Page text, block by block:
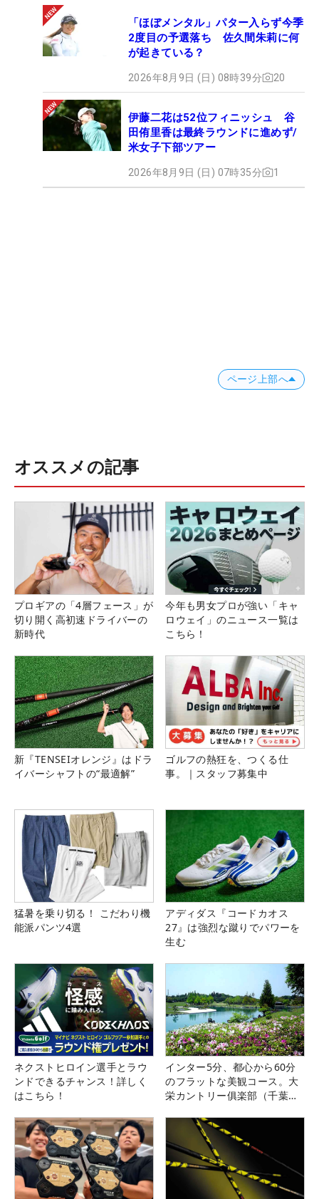
「ほぼメンタル」パター入らず今季
2度目の予選落ち 佐久間朱莉に何
が起きている？
2026年8月9日 (日) 08時39分 20
伊藤二花は52位フィニッシュ 谷
田侑里香は最終ラウンドに進めず/
米女子下部ツアー
2026年8月9日 (日) 07時35分 1
ページ上部へ
オススメの記事
プロギアの「4層フェース」が
切り開く高初速ドライバーの
新時代
今年も男女プロが強い「キャ
ロウェイ」のニュース一覧は
こちら！
新『TENSEIオレンジ』はドラ
イバーシャフトの“最適解”
ゴルフの熱狂を、つくる仕
事。｜スタッフ募集中
猛暑を乗り切る！ こだわり機
能派パンツ4選
アディダス『コードカオス
27』は強烈な蹴りでパワーを
生む
ネクストヒロイン選手とラウ
ンドできるチャンス！詳しく
はこちら！
インター5分、都心から60分
のフラットな美観コース。大
栄カントリー俱楽部（千葉